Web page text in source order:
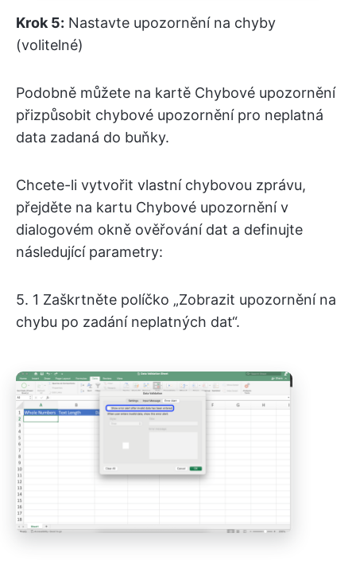
Krok 5: Nastavte upozornění na chyby
(volitelné)
Podobně můžete na kartě Chybové upozornění
přizpůsobit chybové upozornění pro neplatná
data zadaná do buňky.
Chcete-li vytvořit vlastní chybovou zprávu,
přejděte na kartu Chybové upozornění v
dialogovém okně ověřování dat a definujte
následující parametry:
5. 1 Zaškrtněte políčko „Zobrazit upozornění na
chybu po zadání neplatných dat“.